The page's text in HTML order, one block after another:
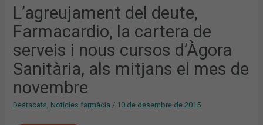
L’agreujament del deute,
Farmacardio, la cartera de
serveis i nous cursos d’Àgora
Sanitària, als mitjans el mes de
novembre
Destacats, Notícies farmàcia / 10 de desembre de 2015
I
NOUS
CURSOS
D’ÀGORA
SANITÀRIA,
MITJANS
EL
MES
DE
NOVEMBRE